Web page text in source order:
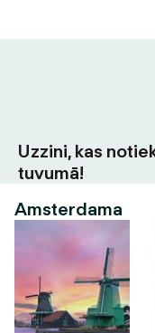
Uzzini, kas
tuvumā!
Amsterdama